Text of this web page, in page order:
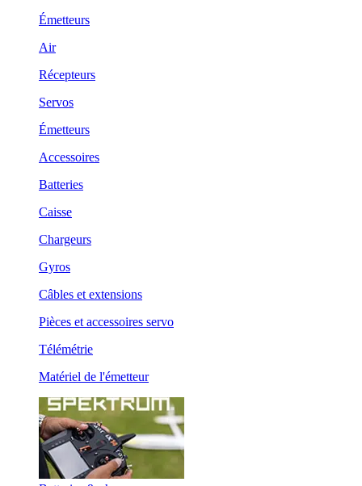
Émetteurs
Air
Récepteurs
Servos
Émetteurs
Accessoires
Batteries
Caisse
Chargeurs
Gyros
Câbles et extensions
Pièces et accessoires servo
Télémétrie
Matériel de l'émetteur